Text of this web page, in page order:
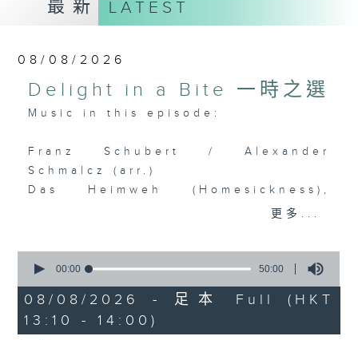
特。串連起來，怎會不動聽呢？
鐘短篇美樂，盡是一時之選。
最新 LATEST
08/08/2026
Delight in a Bite 一時之選
Music in this episode:
Franz Schubert / Alexander
Schmalcz (arr.)
Das Heimweh (Homesickness),
Bremen
Richard Strauss / Max Reger (arr.)
"Morgen!" (Tomorrow) and
更多...
seconds
50
minutes,
0
seconds
00:00 50:00
08/08/2026 - 足本 Full (HKT
13:10 - 14:00)